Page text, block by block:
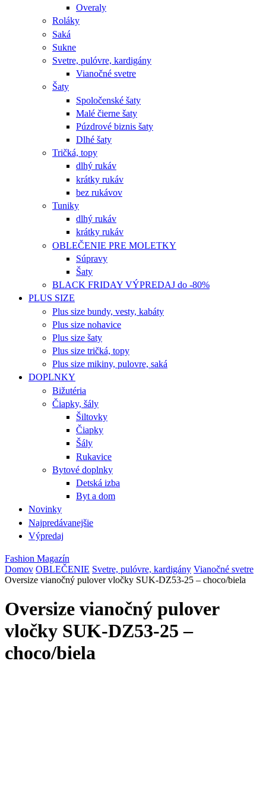
Overaly
Roláky
Saká
Sukne
Svetre, pulóvre, kardigány
Vianočné svetre
Šaty
Spoločenské šaty
Malé čierne šaty
Púzdrové biznis šaty
Dlhé šaty
Tričká, topy
dlhý rukáv
krátky rukáv
bez rukávov
Tuniky
dlhý rukáv
krátky rukáv
OBLEČENIE PRE MOLETKY
Súpravy
Šaty
BLACK FRIDAY VÝPREDAJ do -80%
PLUS SIZE
Plus size bundy, vesty, kabáty
Plus size nohavice
Plus size šaty
Plus size tričká, topy
Plus size mikiny, pulovre, saká
DOPLNKY
Bižutéria
Čiapky, šály
Šiltovky
Čiapky
Šály
Rukavice
Bytové doplnky
Detská izba
Byt a dom
Novinky
Najpredávanejšie
Výpredaj
Fashion Magazín
Domov OBLEČENIE Svetre, pulóvre, kardigány Vianočné svetre
Oversize vianočný pulover vločky SUK-DZ53-25 – choco/biela
Oversize vianočný pulover
vločky SUK-DZ53-25 –
choco/biela